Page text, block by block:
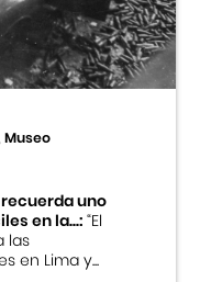
uno
en la...:“El
las
en Lima y...